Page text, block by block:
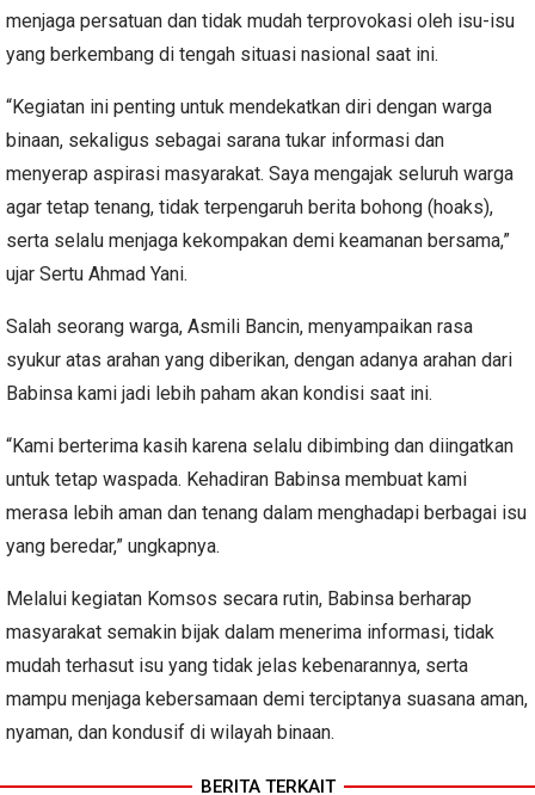
menjaga persatuan dan tidak mudah terprovokasi oleh isu-isu
yang berkembang di tengah situasi nasional saat ini.
“Kegiatan ini penting untuk mendekatkan diri dengan warga
binaan, sekaligus sebagai sarana tukar informasi dan
menyerap aspirasi masyarakat. Saya mengajak seluruh warga
agar tetap tenang, tidak terpengaruh berita bohong (hoaks),
serta selalu menjaga kekompakan demi keamanan bersama,”
ujar Sertu Ahmad Yani.
Salah seorang warga, Asmili Bancin, menyampaikan rasa
syukur atas arahan yang diberikan, dengan adanya arahan dari
Babinsa kami jadi lebih paham akan kondisi saat ini.
“Kami berterima kasih karena selalu dibimbing dan diingatkan
untuk tetap waspada. Kehadiran Babinsa membuat kami
merasa lebih aman dan tenang dalam menghadapi berbagai isu
yang beredar,” ungkapnya.
Melalui kegiatan Komsos secara rutin, Babinsa berharap
masyarakat semakin bijak dalam menerima informasi, tidak
mudah terhasut isu yang tidak jelas kebenarannya, serta
mampu menjaga kebersamaan demi terciptanya suasana aman,
nyaman, dan kondusif di wilayah binaan.
BERITA TERKAIT